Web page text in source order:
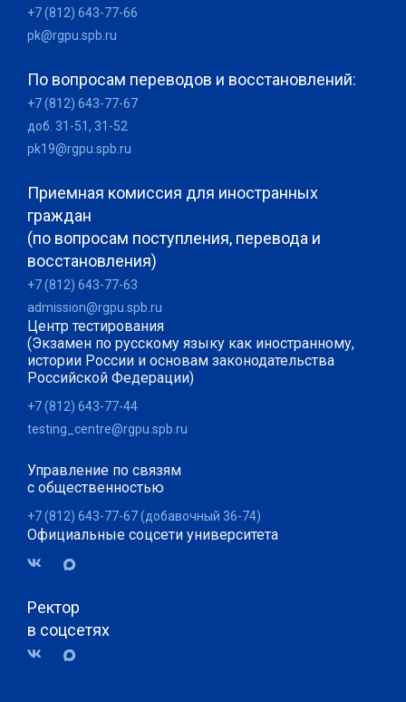
+7 (812) 643-77-66
pk@rgpu.spb.ru
По вопросам переводов и восстановлений:
+7 (812) 643-77-67
доб. 31-51, 31-52
pk19@rgpu.spb.ru
Приемная комиссия для иностранных
граждан
(по вопросам поступления, перевода и
восстановления)
+7 (812) 643-77-63
admission@rgpu.spb.ru
Центр тестирования
(Экзамен по русскому языку как иностранному,
истории России и основам законодательства
Российской Федерации)
+7 (812) 643-77-44
testing_centre@rgpu.spb.ru
Управление по связям
с общественностью
+7 (812) 643-77-67 (добавочный 36-74)
Официальные соцсети университета
Ректор
в соцсетях